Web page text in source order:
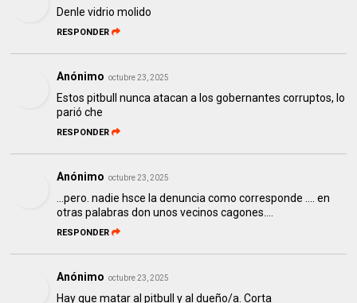
Denle vidrio molido
RESPONDER
Anónimo octubre 23, 2025
Estos pitbull nunca atacan a los gobernantes corruptos, lo
parió che
RESPONDER
Anónimo octubre 23, 2025
...pero. nadie hsce la denuncia como corresponde .... en
otras palabras don unos vecinos cagones....
RESPONDER
Anónimo octubre 23, 2025
Hay que matar al pitbull y al dueño/a. Corta